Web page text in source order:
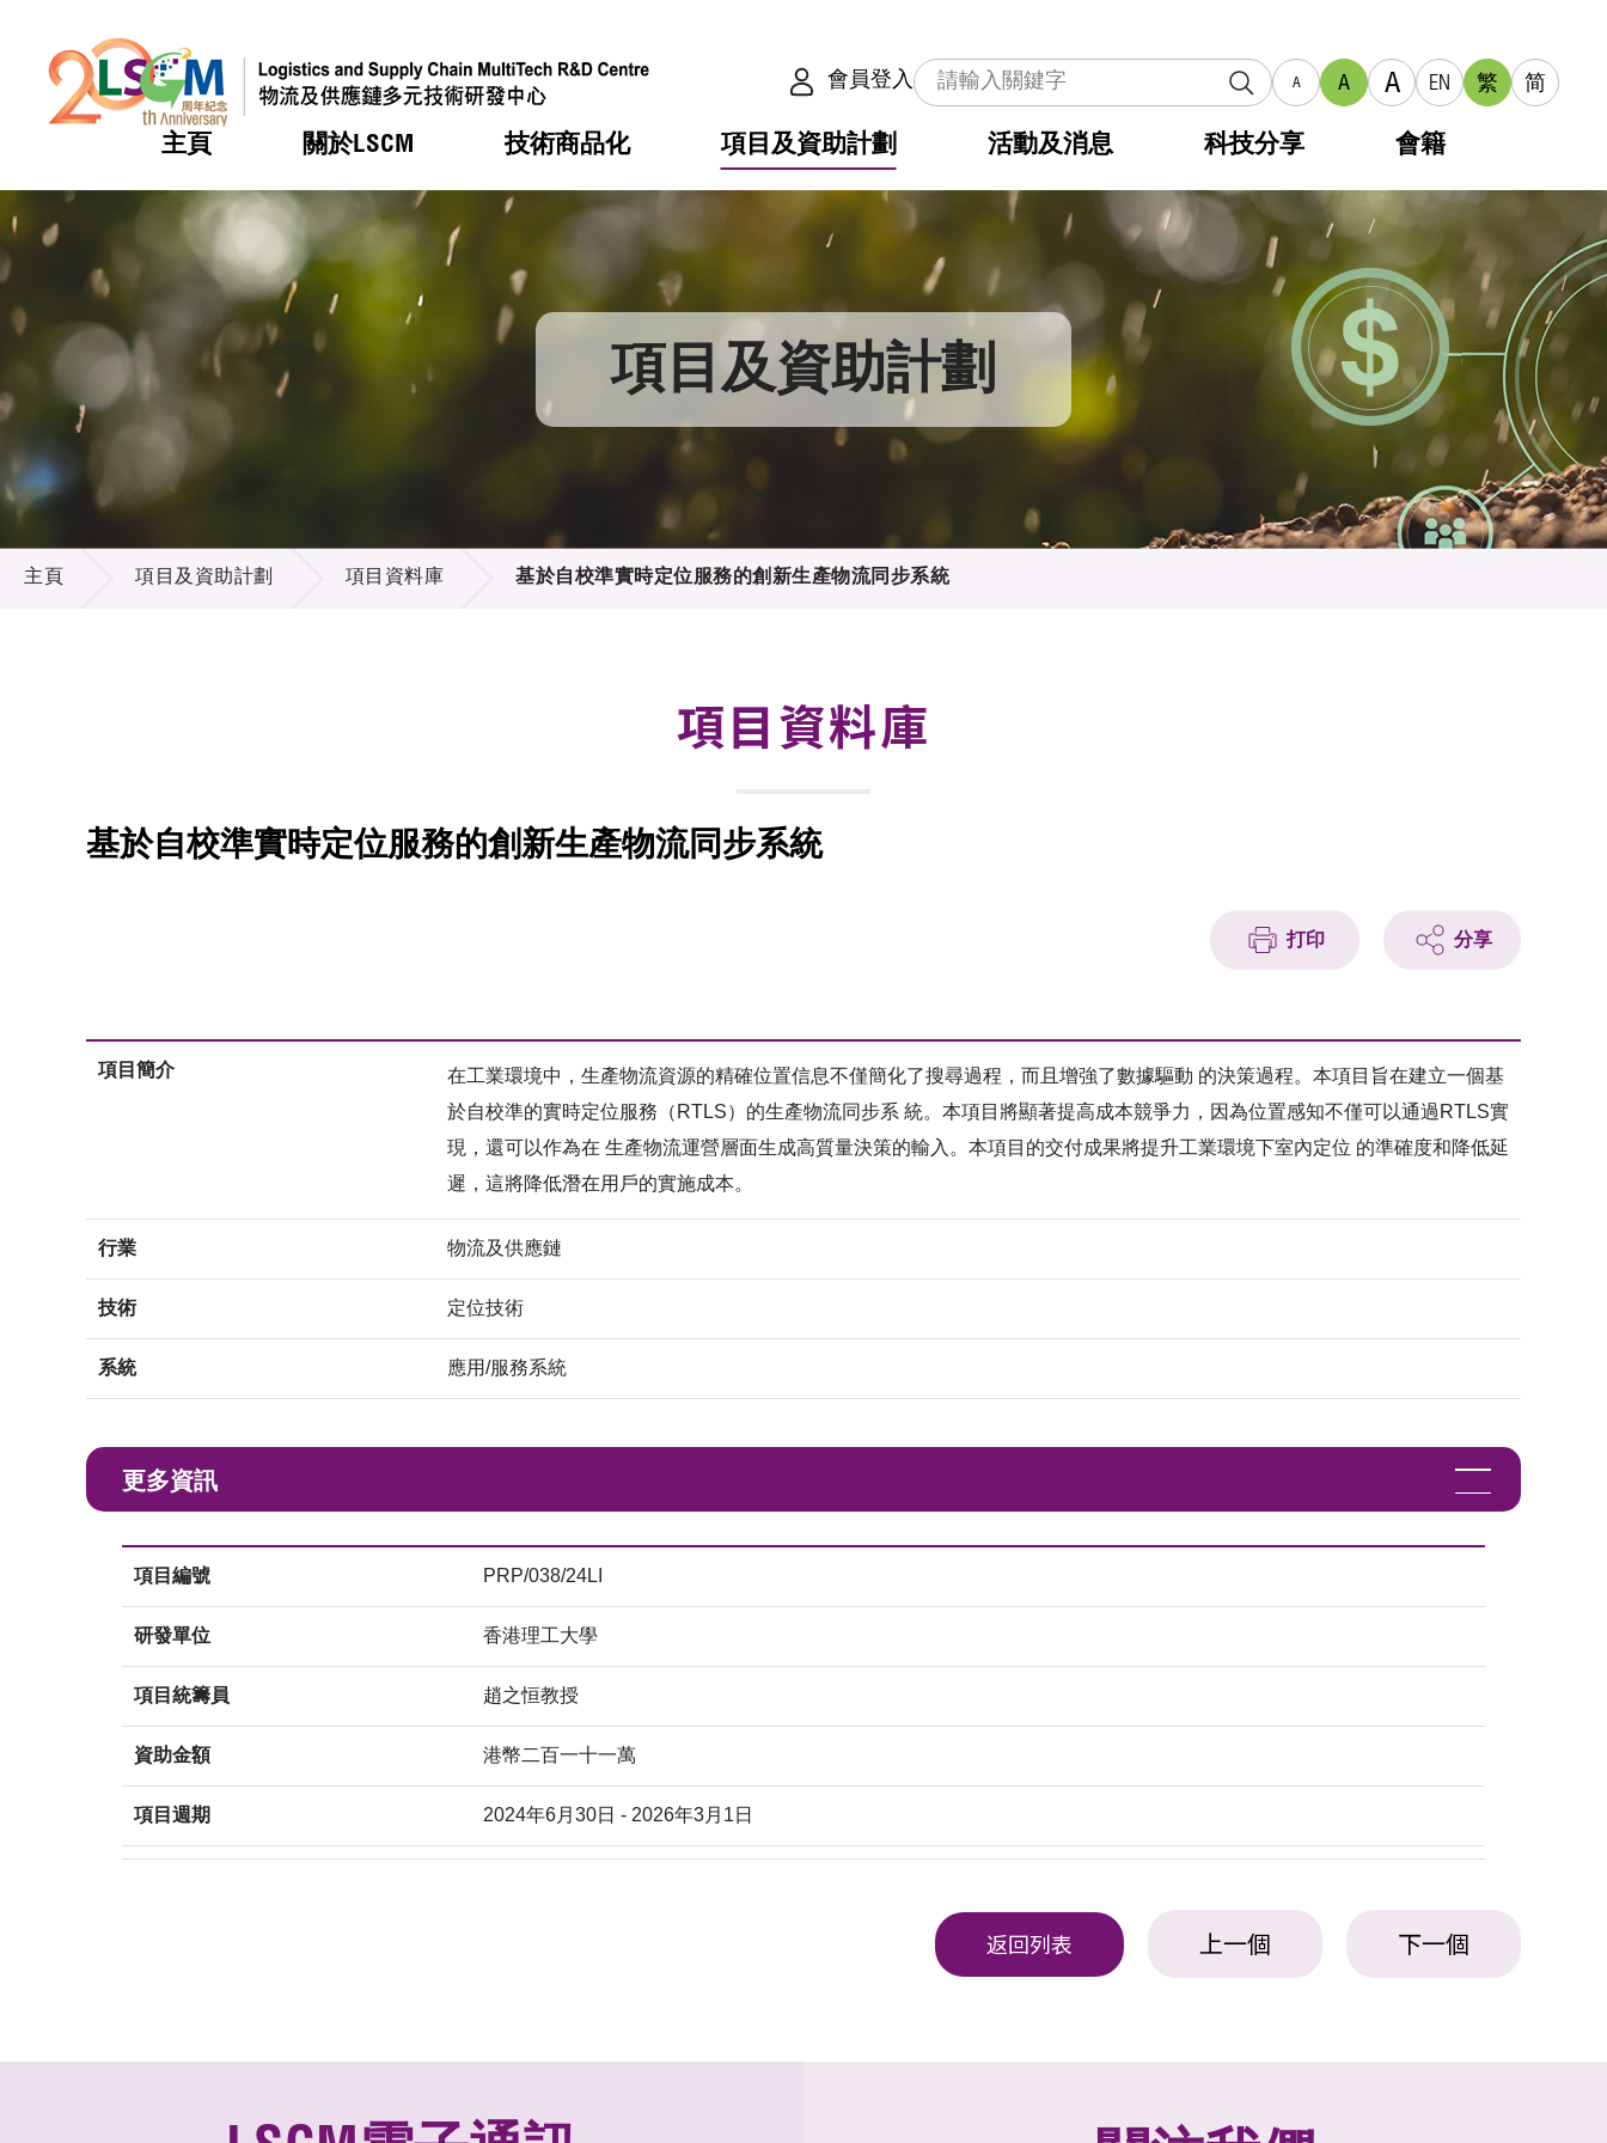
會員登入 A A A EN 繁 简
主頁 關於LSCM
熱門
LSCM 動向
機構簡介
服務範疇
組織架構
供應商登記
技術商品化
熱門
LSCM 動向
服務
應用於公共服務之創新技術
項目及資助計劃
熱門
LSCM 動向
合作計劃
資助計劃
項目資料庫
活動及消息
熱門
LSCM 動向
活動
業界活動
獎項
多媒體
出版刊物
科技分享 會籍
熱門
LSCM 動向
會籍及服務
會員列表
項目及資助計劃
項目及資助計劃
主頁 項目及資助計劃 項目資料庫 基於自校準實時定位服務的創新生產物流同步系統
項目資料庫
基於自校準實時定位服務的創新生產物流同步系統
打印 分享
項目簡介
在工業環境中，生產物流資源的精確位置信息不僅簡化了搜尋過程，而且增強了數據驅動 的決策過程。本項目旨在建立一個基
於自校準的實時定位服務（RTLS）的生產物流同步系 統。本項目將顯著提高成本競爭力，因為位置感知不僅可以通過RTLS實
現，還可以作為在 生產物流運營層面生成高質量決策的輸入。本項目的交付成果將提升工業環境下室內定位 的準確度和降低延
遲，這將降低潛在用戶的實施成本。
行業 物流及供應鏈
技術 定位技術
系統 應用/服務系統
更多資訊
項目編號 PRP/038/24LI
研發單位 香港理工大學
項目統籌員 趙之恒教授
資助金額 港幣二百一十一萬
項目週期 2024年6月30日 - 2026年3月1日
返回列表 上一個 下一個